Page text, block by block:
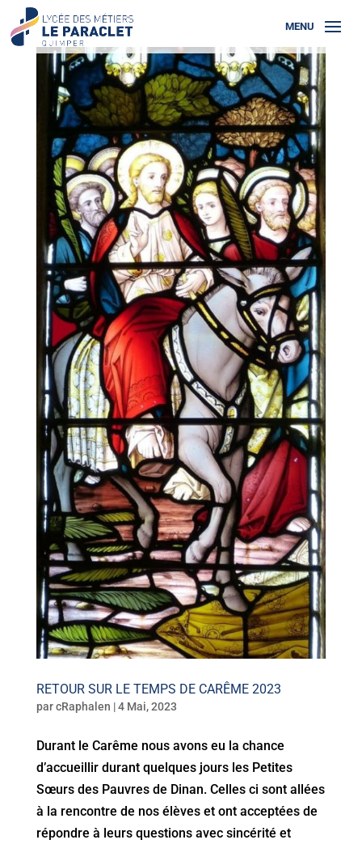
RETOUR SUR LE TEMPS DE CARÊME 2023
parcRaphalen |4 Mai, 2023
Durant le Carême nous avons eu la chance
d’accueillir durant quelques jours les Petites
Sœurs des Pauvres de Dinan. Celles ci sont allées
à la rencontre de nos élèves et ont acceptées de
répondre à leurs questions avec sincérité et